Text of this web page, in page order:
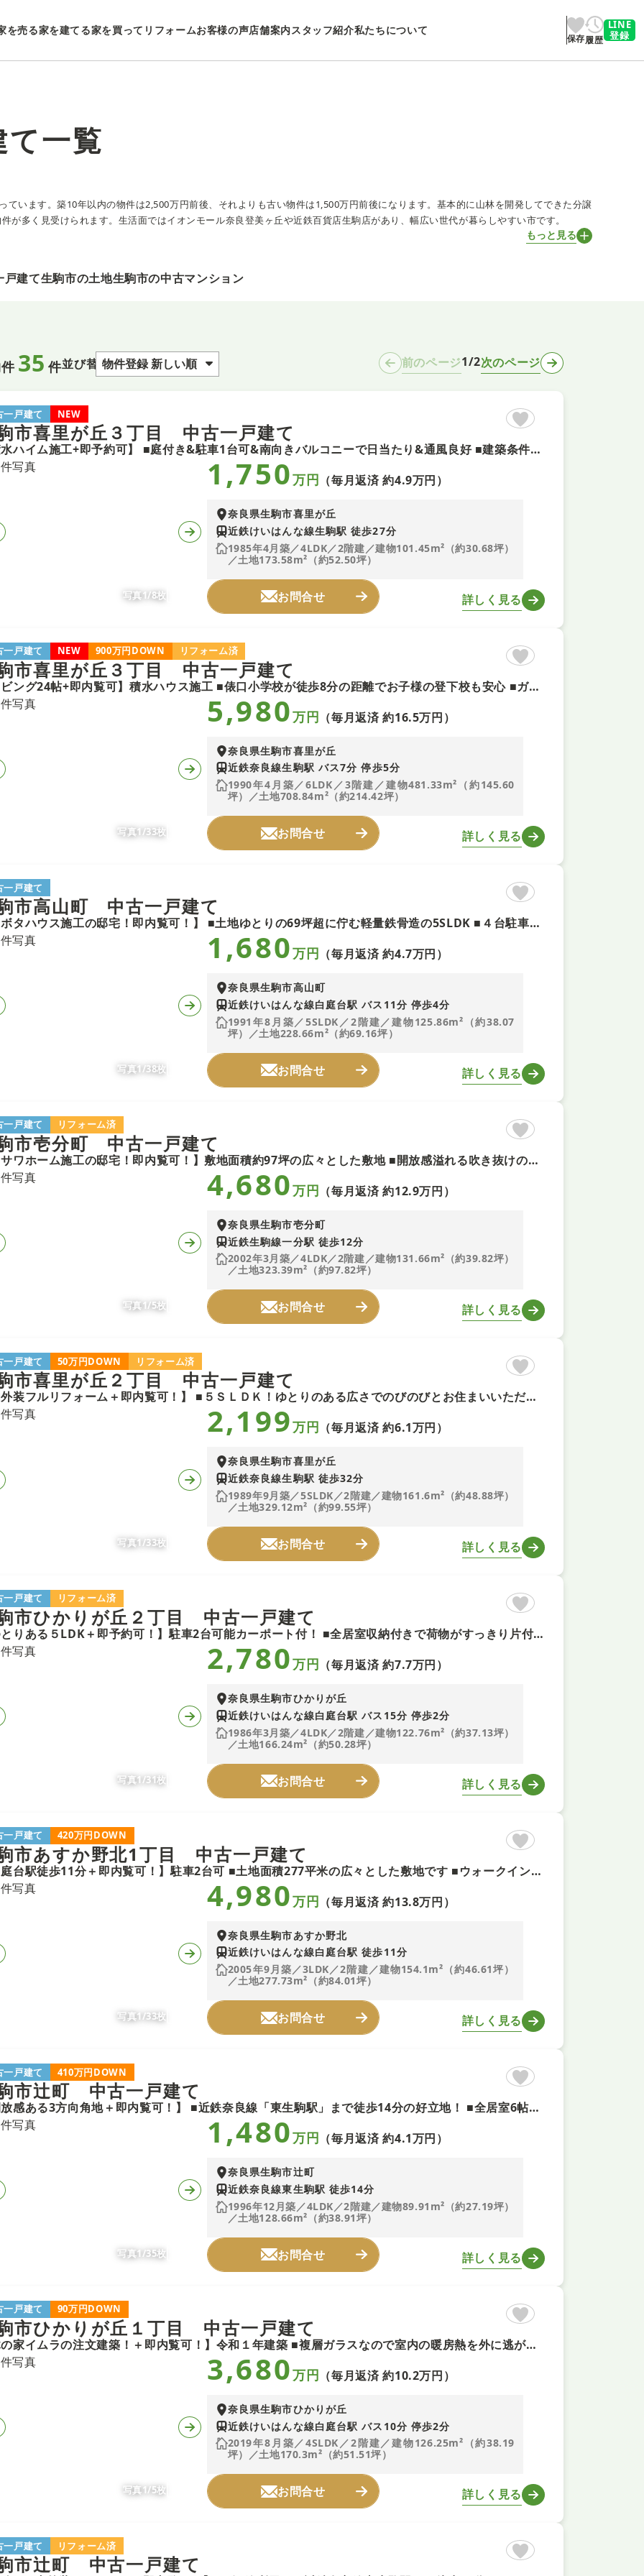
を売る家を建てる家を買ってリフォームお客様の声店舗案内スタッフ紹介私たちについて
保存履歴
LINE
登録
一覧
います。築10年以内の物件は2,500万円前後、それよりも古い物件は1,500万円前後になります。基本的に山林を開発してできた分譲
が多く見受けられます。生活面ではイオンモール奈良登美ヶ丘や近鉄百貨店生駒店があり、幅広い世代が暮らしやすい市です。
もっと見る
戸建て生駒市の土地生駒市の中古マンション
35 件並び替え 前のページ1/2次のページ
一戸建て NEW
市喜里が丘３丁目 中古一戸建て
【積水ハイム施工+即予約可】 ■庭付き&駐車1台可&南向きバルコニーで日当たり&通風良好 ■建築条件なしのため、お好きなハウスメーカーでリノベーションや建替え可能 ■スーパー徒歩圏内周辺環境充実
写真1/8枚
1,750万円 （毎月返済 約4.9万円）
奈良県生駒市喜里が丘
近鉄けいはんな線生駒駅 徒歩27分
1985年4月築／4LDK／2階建／建物101.45m²（約30.68坪）
／土地173.58m²（約52.50坪）
お問合せ 詳しく見る
一戸建て NEW 900万円DOWN リフォーム済
市喜里が丘３丁目 中古一戸建て
【リビング24帖+即内覧可】積水ハウス施工 ■俵口小学校が徒歩8分の距離でお子様の登下校も安心 ■ガレージはお車を風雨から守り、濡れずに乗り降り可能 ■収納が豊富にあり広いお部屋を有効に使えます
写真1/33枚
5,980万円 （毎月返済 約16.5万円）
奈良県生駒市喜里が丘
近鉄奈良線生駒駅 バス7分 停歩5分
1990年4月築／6LDK／3階建／建物481.33m²（約145.60
坪）／土地708.84m²（約214.42坪）
お問合せ 詳しく見る
一戸建て
市高山町 中古一戸建て
【クボタハウス施工の邸宅！即内覧可！】 ■土地ゆとりの69坪超に佇む軽量鉄骨造の5SLDK ■４台駐車可能でご家族の車も安心（車種による） ■広々とした21帖のLDKや大容量の収納が魅力
写真1/38枚
1,680万円 （毎月返済 約4.7万円）
奈良県生駒市高山町
近鉄けいはんな線白庭台駅 バス11分 停歩4分
1991年8月築／5SLDK／2階建／建物125.86m²（約38.07
坪）／土地228.66m²（約69.16坪）
お問合せ 詳しく見る
一戸建て リフォーム済
市壱分町 中古一戸建て
【ミサワホーム施工の邸宅！即内覧可！】敷地面積約97坪の広々とした敷地 ■開放感溢れる吹き抜けのある4LDK ■約5帖のルーフバルコニー付き
写真1/5枚
4,680万円 （毎月返済 約12.9万円）
奈良県生駒市壱分町
近鉄生駒線一分駅 徒歩12分
2002年3月築／4LDK／2階建／建物131.66m²（約39.82坪）
／土地323.39m²（約97.82坪）
お問合せ 詳しく見る
一戸建て 50万円DOWN リフォーム済
市喜里が丘２丁目 中古一戸建て
【内外装フルリフォーム＋即内覧可！】 ■５ＳＬＤＫ！ゆとりのある広さでのびのびとお住まいいただけます ■ウォークインクローゼットや納戸など収納豊富 ■食洗機や浴室乾燥機などの設備で生活が快適に
写真1/33枚
2,199万円 （毎月返済 約6.1万円）
奈良県生駒市喜里が丘
近鉄奈良線生駒駅 徒歩32分
1989年9月築／5SLDK／2階建／建物161.6m²（約48.88坪）
／土地329.12m²（約99.55坪）
お問合せ 詳しく見る
一戸建て リフォーム済
市ひかりが丘２丁目 中古一戸建て
【ゆとりある５LDK＋即予約可！】駐車2台可能カーポート付！ ■全居室収納付きで荷物がすっきり片付きますね ■3面採光のリビングで明るい光が差し込みます ■安全で省エネなオール電化物件です
写真1/31枚
2,780万円 （毎月返済 約7.7万円）
奈良県生駒市ひかりが丘
近鉄けいはんな線白庭台駅 バス15分 停歩2分
1986年3月築／4LDK／2階建／建物122.76m²（約37.13坪）
／土地166.24m²（約50.28坪）
お問合せ 詳しく見る
一戸建て 420万円DOWN
市あすか野北1丁目 中古一戸建て
【白庭台駅徒歩11分＋即内覧可！】駐車2台可 ■土地面積277平米の広々とした敷地です ■ウォークインクローゼット／シューズインクローゼット完備 ■全居室収納付きでお部屋がすっきりと片付きますね
写真1/33枚
4,980万円 （毎月返済 約13.8万円）
奈良県生駒市あすか野北
近鉄けいはんな線白庭台駅 徒歩11分
2005年9月築／3LDK／2階建／建物154.1m²（約46.61坪）
／土地277.73m²（約84.01坪）
お問合せ 詳しく見る
一戸建て 410万円DOWN
市辻町 中古一戸建て
【開放感ある3方向角地＋即内覧可！】 ■近鉄奈良線「東生駒駅」まで徒歩14分の好立地！ ■全居室6帖以上のゆとりある4LDKの2階建て ■2面バルコニー×全室2面採光で採光・通風ともに良好！
写真1/35枚
1,480万円 （毎月返済 約4.1万円）
奈良県生駒市辻町
近鉄奈良線東生駒駅 徒歩14分
1996年12月築／4LDK／2階建／建物89.91m²（約27.19坪）
／土地128.66m²（約38.91坪）
お問合せ 詳しく見る
一戸建て 90万円DOWN
市ひかりが丘１丁目 中古一戸建て
【木の家イムラの注文建築！＋即内覧可！】令和１年建築 ■複層ガラスなので室内の暖房熱を外に逃がさず、同時に外から冷気が伝わるのを防いで暖房効果をぐんと高めます。 ■吹抜なので開放感があり、部屋の奥まで光が差し込みます。 ■前道6m以上なので、車の通り抜けや荷物の積み下ろしにも余裕があります。
写真1/5枚
3,680万円 （毎月返済 約10.2万円）
奈良県生駒市ひかりが丘
近鉄けいはんな線白庭台駅 バス10分 停歩2分
2019年8月築／4SLDK／2階建／建物126.25m²（約38.19
坪）／土地170.3m²（約51.51坪）
お問合せ 詳しく見る
一戸建て リフォーム済
市辻町 中古一戸建て